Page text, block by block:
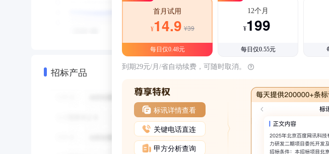
招标产品
首月试用
¥14.9 ¥39
每日仅0.48元
12个月
¥199
每日仅0.55元
到期29元/月/省自动续费，可随时取消。
标讯详情查看
关键电话直连
甲方分析查询